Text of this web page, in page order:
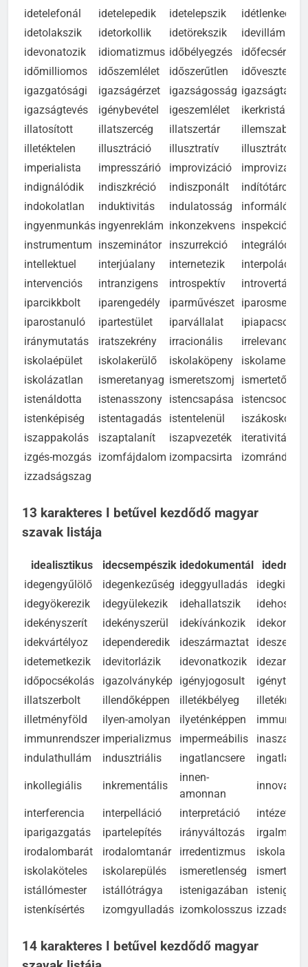
ideszánkázik
ideszármazik ideszerkeszt
ideszerződik
idetelefonál
idetelepedik idetelepszik
idétlenkedik
idetolakszik
idetorkollik idetörekszik
idevillámlik
idevonatozik
idiomatizmus időbélyegzés
időfecsérlés
időmilliomos
időszemlélet időszerűtlen
időveszteség
igazgatósági
igazságérzet igazságosság
igazságtalan
igazságtevés
igénybevétel igeszemlélet
ikerkristály
illatosított
illatszercég illatszertár
illemszabály
illetéktelen
illusztráció illusztratív
illusztrátor
imperialista
impresszárió improvizáció
improvizatív
indignálódik
indiszkréció indiszponált
indítótárcsa
indokolatlan
induktivitás indulatosság
informálódik
ingyenmunkás
ingyenreklám inkonzekvens
inspekciózik
instrumentum
inszeminátor inszurrekció
integrálódik
intellektuel
interjúalany internetezik
interpoláció
intervenciós
intranzigens introspektív
introvertált
iparcikkbolt
iparengedély iparművészet
iparosmester
iparostanuló
ipartestület iparvállalat
ipiapacsozik
iránymutatás
iratszekrény irracionális
irrelevancia
iskolaépület
iskolakerülő iskolaköpeny
iskolamester
iskolázatlan
ismeretanyag ismeretszomj
ismertetőjel
istenáldotta
istenasszony istencsapása
istencsodája
istenképiség
istentagadás istentelenül
iszákoskodik
iszappakolás
iszaptalanít iszapvezeték
iterativitás
izgés-mozgás
13 karakteres I betűvel kezdődő magyar
idealisztikus idecsempészik idedokumentál
idegengyűlölő
idegenkezűség ideggyulladás
idegyökerezik
idegyülekezik idehallatszik
idekényszerít
idekényszerül idekívánkozik
idekvártélyoz
idependeredik ideszármaztat
idetemetkezik
idevitorlázik idevonatkozik
időpocsékolás
igazolványkép igényjogosult
illatszerbolt
illendőképpen illetékbélyeg
illetményföld
ilyen-amolyan ilyeténképpen
immunrendszer
imperializmus impermeábilis
ingatlancsere
innen-
amonnan
interferencia interpelláció interpretáció
iparigazgatás
ipartelepítés irányváltozás
irodalombarát
irodalomtanár irredentizmus
iskolaköteles
iskolarepülés ismeretlenség
istállómester
istállótrágya istenigazában
14 karakteres I betűvel kezdődő magyar